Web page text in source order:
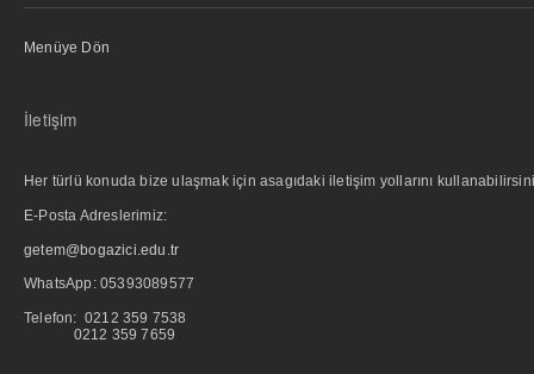
Menüye Dön
İletişim
Her türlü konuda bize ulaşmak için asagıdaki iletişim yollarını
E-Posta Adreslerimiz:
getem@bogazici.edu.tr
WhatsApp: 05393089577
Telefon: 0212 359 7538
0212 359 7659